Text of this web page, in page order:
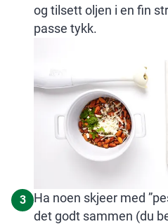
og tilsett oljen i en fin
passe tykk.
3
Ha noen skjeer med
det godt sammen (du